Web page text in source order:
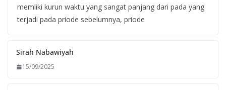
memliki kurun waktu yang sangat panjang dari pada yang
terjadi pada priode sebelumnya, priode
Sirah Nabawiyah
15/09/2025